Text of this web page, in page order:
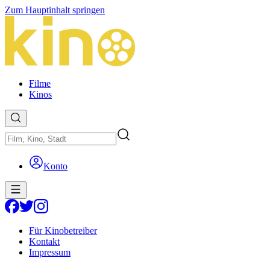
Zum Hauptinhalt springen
Filme
Kinos
Konto
Für Kinobetreiber
Kontakt
Impressum